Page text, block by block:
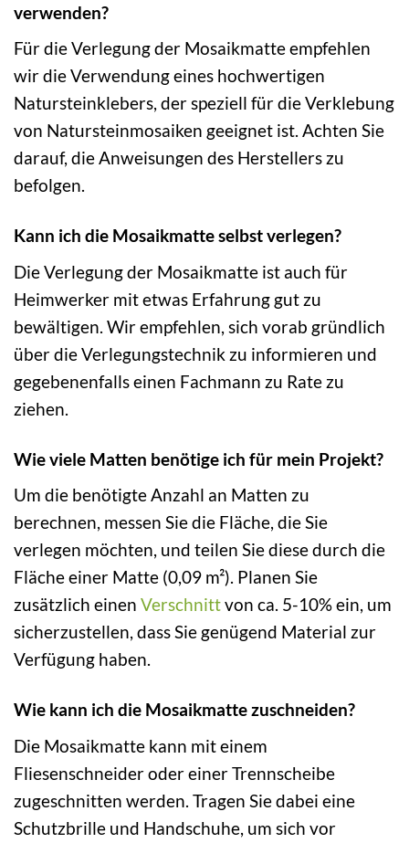
verwenden?
Für die Verlegung der Mosaikmatte empfehlen
wir die Verwendung eines hochwertigen
Natursteinklebers, der speziell für die Verklebung
von Natursteinmosaiken geeignet ist. Achten Sie
darauf, die Anweisungen des Herstellers zu
befolgen.
Kann ich die Mosaikmatte selbst verlegen?
Die Verlegung der Mosaikmatte ist auch für
Heimwerker mit etwas Erfahrung gut zu
bewältigen. Wir empfehlen, sich vorab gründlich
über die Verlegungstechnik zu informieren und
gegebenenfalls einen Fachmann zu Rate zu
ziehen.
Wie viele Matten benötige ich für mein Projekt?
Um die benötigte Anzahl an Matten zu
berechnen, messen Sie die Fläche, die Sie
verlegen möchten, und teilen Sie diese durch die
Fläche einer Matte (0,09 m²). Planen Sie
zusätzlich einen Verschnittvon ca. 5-10% ein, um
sicherzustellen, dass Sie genügend Material zur
Verfügung haben.
Wie kann ich die Mosaikmatte zuschneiden?
Die Mosaikmatte kann mit einem
Fliesenschneider oder einer Trennscheibe
zugeschnitten werden. Tragen Sie dabei eine
Schutzbrille und Handschuhe, um sich vor